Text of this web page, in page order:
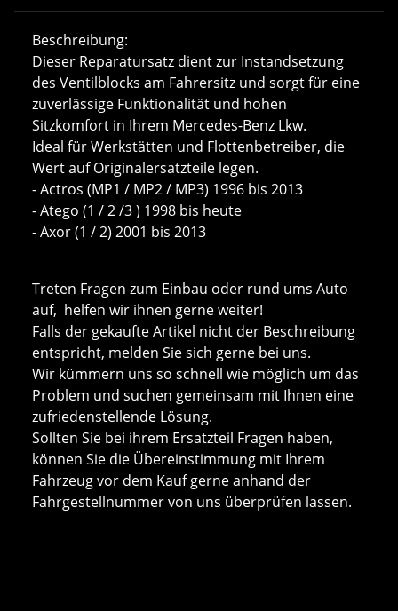
Beschreibung:
Dieser Reparatursatz dient zur Instandsetzung
des Ventilblocks am Fahrersitz und sorgt für eine
zuverlässige Funktionalität und hohen
Sitzkomfort in Ihrem Mercedes-Benz Lkw.
Ideal für Werkstätten und Flottenbetreiber, die
Wert auf Originalersatzteile legen.
- Actros (MP1 / MP2 / MP3) 1996 bis 2013
- Atego (1 / 2 /3 ) 1998 bis heute
- Axor (1 / 2) 2001 bis 2013
Treten Fragen zum Einbau oder rund ums Auto
auf, helfen wir ihnen gerne weiter!
Falls der gekaufte Artikel nicht der Beschreibung
entspricht, melden Sie sich gerne bei uns.
Wir kümmern uns so schnell wie möglich um das
Problem und suchen gemeinsam mit Ihnen eine
zufriedenstellende Lösung.
Sollten Sie bei ihrem Ersatzteil Fragen haben,
können Sie die Übereinstimmung mit Ihrem
Fahrzeug vor dem Kauf gerne anhand der
Fahrgestellnummer von uns überprüfen lassen.